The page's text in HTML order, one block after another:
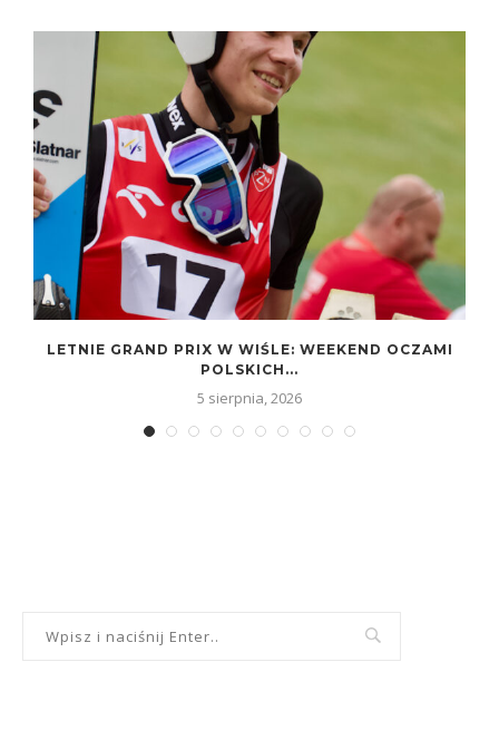
LETNIE GRAND PRIX W WIŚLE: WEEKEND OCZAMI
POLSKICH...
5 sierpnia, 2026